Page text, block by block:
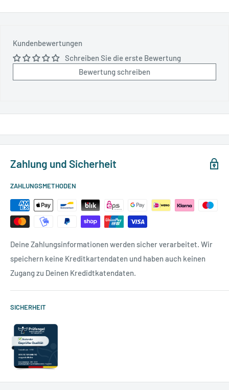
Kundenbewertungen
Schreiben Sie die erste Bewertung
Bewertung schreiben
Zahlung und Sicherheit
ZAHLUNGSMETHODEN
Deine Zahlungsinformationen werden sicher verarbeitet. Wir
speichern keine Kreditkartendaten und haben auch keinen
Zugang zu Deinen Kredidtkatendaten.
SICHERHEIT